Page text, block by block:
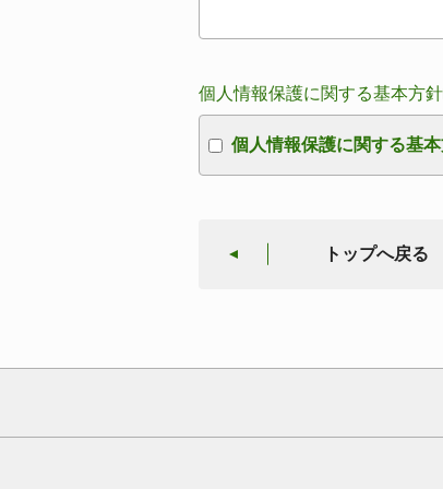
個人情報保護に関する基本方針
個人情報保護に関する基
トップへ戻る